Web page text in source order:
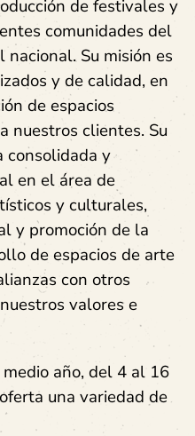
de festivales y
comunidades del
Su misión es
y de calidad, en
de espacios
nuestros clientes. Su
consolidada y
en el área de
y culturales,
y promoción de la
de espacios de arte
con otros
valores e
año, del 4 al 16
una variedad de